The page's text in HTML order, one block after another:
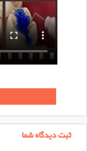
ثبت دیدگاه شما